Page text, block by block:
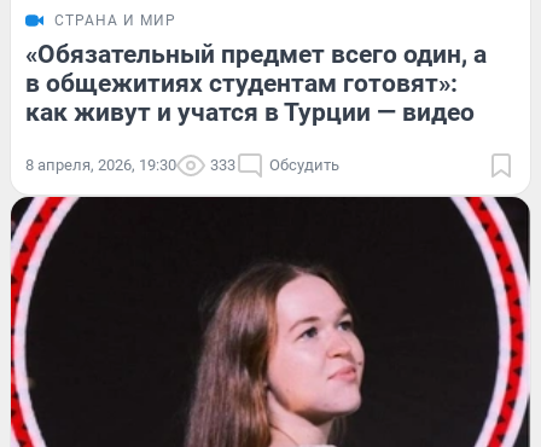
СТРАНА И МИР
«Обязательный предмет всего один, а
в общежитиях студентам готовят»:
как живут и учатся в Турции — видео
8 апреля, 2026, 19:30 333 Обсудить